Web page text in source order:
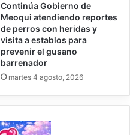
Continúa Gobierno de
Meoqui atendiendo reportes
de perros con heridas y
visita a establos para
prevenir el gusano
barrenador
martes 4 agosto, 2026